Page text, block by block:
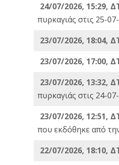
24/07/2026, 15:29,
πυρκαγιάς στις 25-
23/07/2026, 18:04,
23/07/2026, 17:00,
23/07/2026, 13:32,
πυρκαγιάς στις 24-
23/07/2026, 12:51,
που εκδόθηκε από
22/07/2026, 18:10,